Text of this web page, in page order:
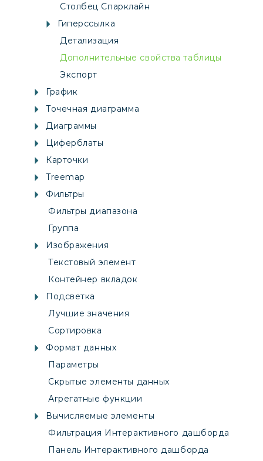
Столбец Спарклайн
Гиперссылка
Детализация
Дополнительные свойства таблицы
Экспорт
График
Точечная диаграмма
Диаграммы
Циферблаты
Карточки
Treemap
Фильтры
Фильтры диапазона
Группа
Изображения
Текстовый элемент
Контейнер вкладок
Подсветка
Лучшие значения
Сортировка
Формат данных
Параметры
Скрытые элементы данных
Агрегатные функции
Вычисляемые элементы
Фильтрация Интерактивного дашборда
Панель Интерактивного дашборда